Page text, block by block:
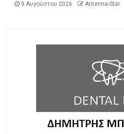
9 Αυγούστου 2026 Antenna-Star